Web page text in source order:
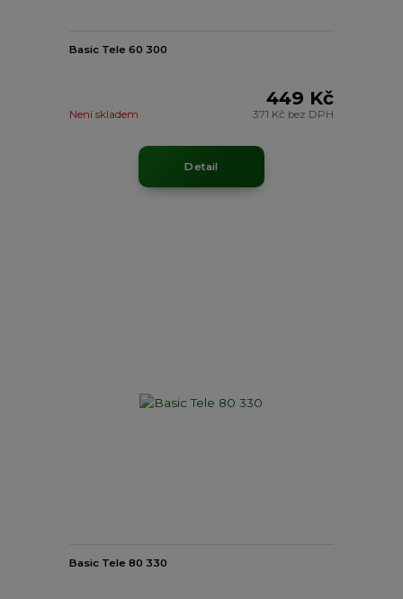
Basic Tele 60 300
449 Kč
371 Kč bez DPH
Není skladem
Detail
Basic Tele 80 330